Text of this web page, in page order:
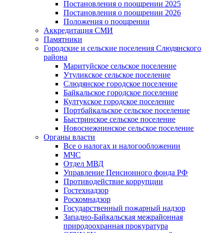
Постановления о поощрении 2025
Постановления о поощрении 2026
Положения о поощрении
Аккредитация СМИ
Памятники
Городские и сельские поселения Слюдянского
района
Маритуйское сельское поселение
Утуликское сельское поселение
Слюдянское городское поселение
Байкальское городское поселение
Култукское городское поселение
Портбайкальское сельское поселение
Быстринское сельское поселение
Новоснежнинское сельское поселение
Органы власти
Все о налогах и налогообложении
МЧС
Отдел МВД
Управление Пенсионного фонда РФ
Противодействие коррупции
Гостехнадзор
Роскомнадзор
Государственный пожарный надзор
Западно-Байкальская межрайонная
природоохранная прокуратура